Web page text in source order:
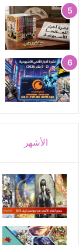
الأشهر